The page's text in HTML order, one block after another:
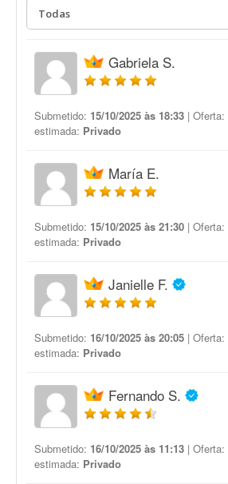
Gabriela S.
Submetido: 15/10/2025 às 18:33 | Oferta:
estimada: Privado
María E.
Submetido: 15/10/2025 às 21:30 | Oferta:
estimada: Privado
Janielle F.
Submetido: 16/10/2025 às 20:05 | Oferta:
estimada: Privado
Fernando S.
Submetido: 16/10/2025 às 11:13 | Oferta:
estimada: Privado